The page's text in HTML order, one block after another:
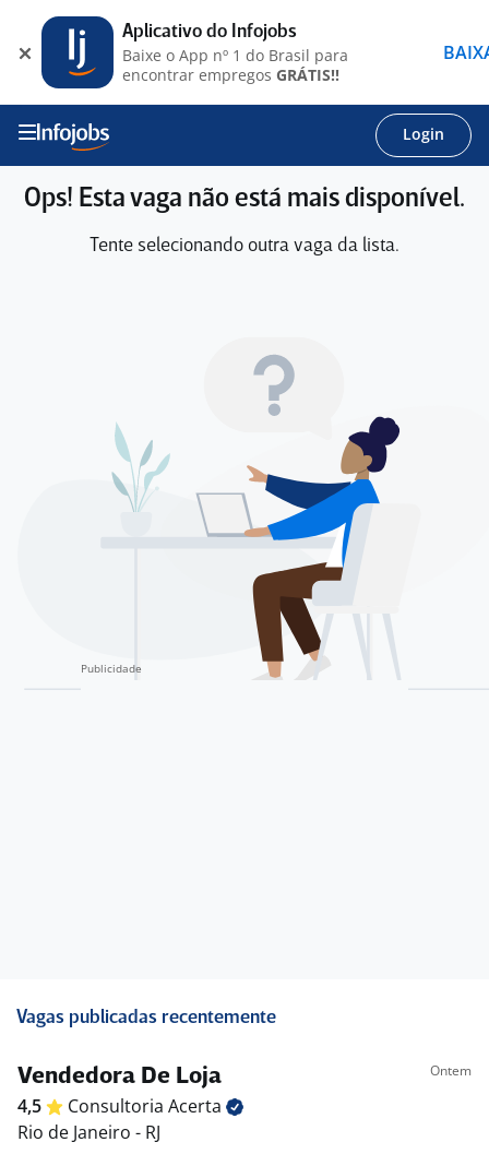
Login
Ops! Esta vaga não está mais disponível.
Tente selecionando outra vaga da lista.
Vagas publicadas recentemente
Vendedora De Loja Ontem
4,5 Consultoria Acerta
Rio de Janeiro - RJ
Aplicativo do Infojobs
Baixe o App nº 1 do Brasil para
encontrar empregos GRÁTIS!!